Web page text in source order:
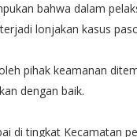
bahwa dalam
lonjakan kasus
pihak keamanan
dengan baik.
di tingkat Kecamatan